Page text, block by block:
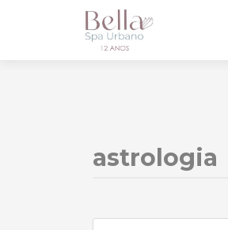
astrologia